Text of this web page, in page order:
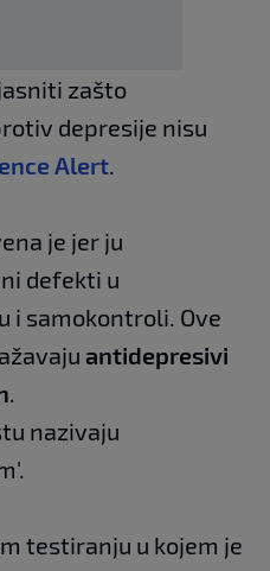
zašto
depresije nisu
Alert
je jer ju
defekti u
i samokontroli. Ove
antidepresivi
nazivaju
testiranju u kojem je